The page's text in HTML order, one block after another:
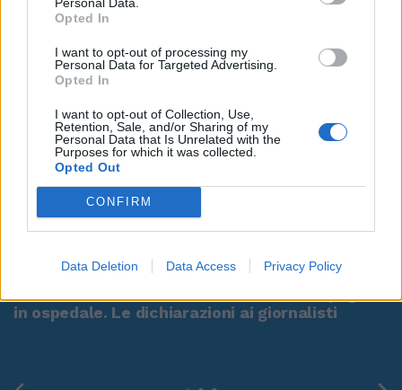
Opted In
I want to opt-out of processing my
Personal Data for Targeted Advertising.
Opted In
I want to opt-out of Collection, Use,
Retention, Sale, and/or Sharing of my
Personal Data that Is Unrelated with the
Purposes for which it was collected.
Opted Out
CONFIRM
Data Deletion Data Access Privacy Policy
in ospedale. Le dichiarazioni ai giornalisti